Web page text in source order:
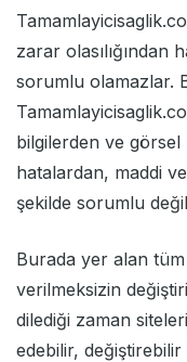
zarar olasılığından
sorumlu olamazlar.
bilgilerden ve
hatalardan, maddi
şekilde sorumlu
Burada yer alan
verilmeksizin
dilediği zaman
edebilir,